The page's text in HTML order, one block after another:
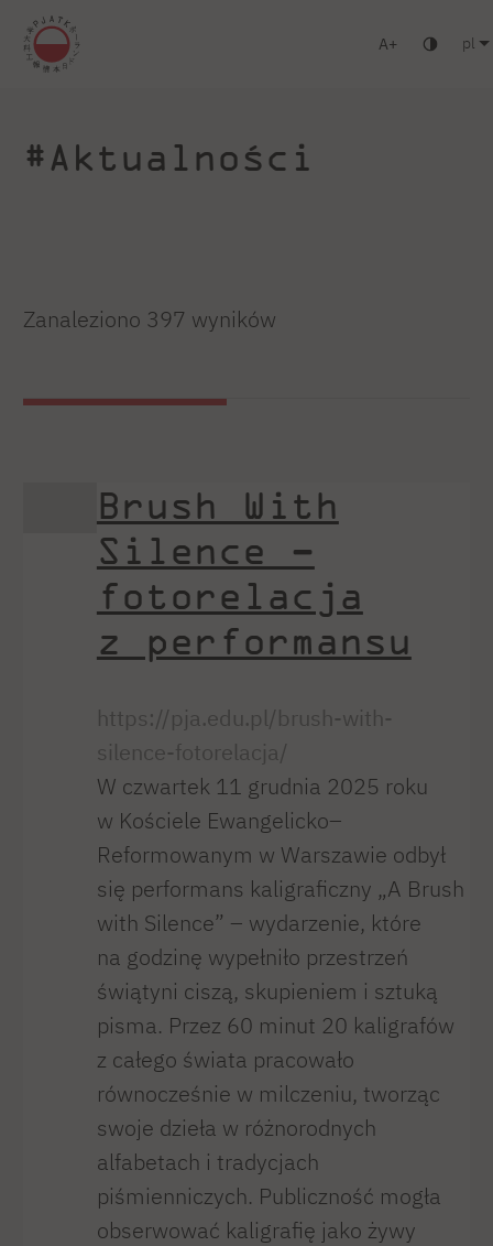
A pl
Zaloguj się
#Aktualności
Zanaleziono 397 wyników
Brush With
Silence –
fotorelacja
z performansu
https://pja.edu.pl/brush-with-
silence-fotorelacja/
W czwartek 11 grudnia 2025 roku
w Kościele Ewangelicko–
Reformowanym w Warszawie odbył
się performans kaligraficzny „A Brush
with Silence” – wydarzenie, które
na godzinę wypełniło przestrzeń
świątyni ciszą, skupieniem i sztuką
pisma. Przez 60 minut 20 kaligrafów
z całego świata pracowało
równocześnie w milczeniu, tworząc
swoje dzieła w różnorodnych
alfabetach i tradycjach
piśmienniczych. Publiczność mogła
obserwować kaligrafię jako żywy